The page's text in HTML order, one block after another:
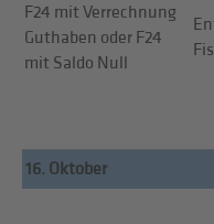
F24 mit Verrechnung
Guthaben oder F24
mit Saldo Null
16. Oktober